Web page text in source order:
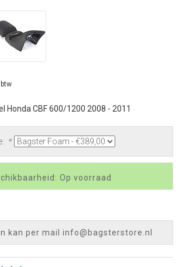
Honda CBF 600/1200 2008 - 2011
*
Op voorraad
kan per mail info@bagsterstore.nl